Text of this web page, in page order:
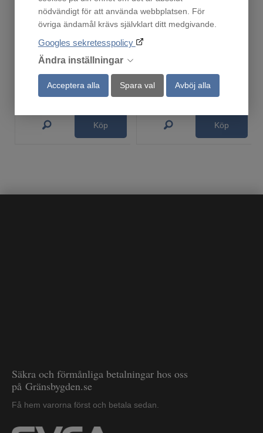
nödvändigt för att använda webbplatsen. För
övriga ändamål krävs självklart ditt medgivande.
Googles sekretesspolicy
Ändra inställningar
Acceptera alla Spara val Avböj alla
396 :-
Ordinarie pris: 990:-
Köp
449 :-
Köp
Säkra och förmånliga betalningar hos oss
på Gränsbygden.se
Få hem varorna först och betala sedan.